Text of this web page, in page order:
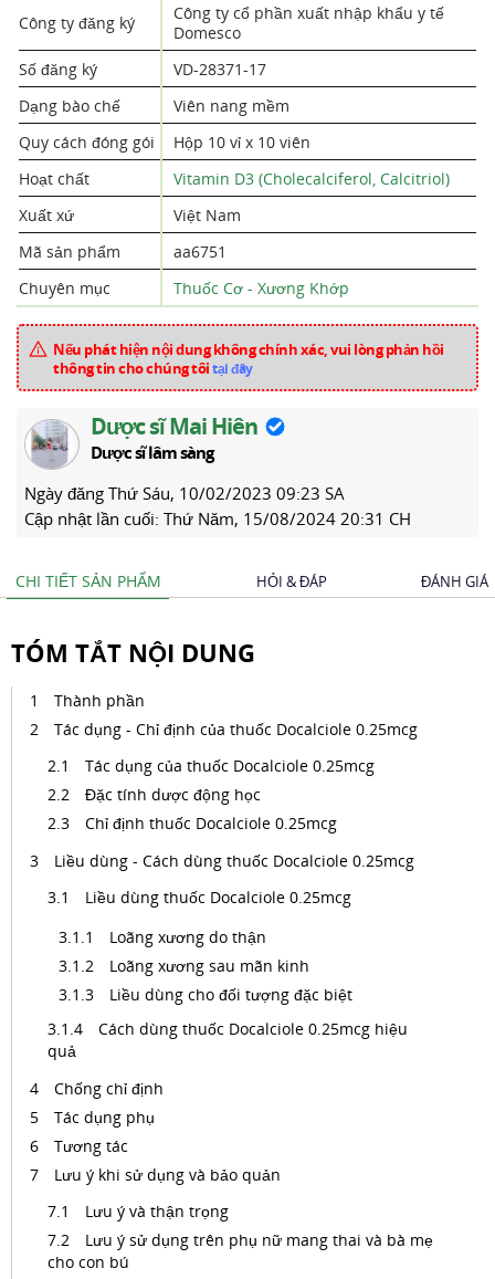
Công ty đăng ký
Công ty cổ phần xuất nhập khẩu y tế
Domesco
Số đăng ký
VD-28371-17
Dạng bào chế
Viên nang mềm
Quy cách đóng gói
Hộp 10 vỉ x 10 viên
Hoạt chất
Vitamin D3 (Cholecalciferol, Calcitriol)
Xuất xứ
Việt Nam
Mã sản phẩm
aa6751
Chuyên mục
Thuốc Cơ - Xương Khớp
Nếu phát hiện nội dung không chính xác, vui lòng phản hồi
thông tin cho chúng tôitại đây
Dược sĩ Mai Hiên
Dược sĩ lâm sàng
Ngày đăng Thứ Sáu, 10/02/2023 09:23 SA
Cập nhật lần cuối: Thứ Năm, 15/08/2024 20:31 CH
CHI TIẾT SẢN PHẨM HỎI & ĐÁP ĐÁNH GIÁ
TÓM TẮT NỘI DUNG
Thành phần
Tác dụng - Chỉ định của thuốc Docalciole 0.25mcg
Tác dụng của thuốc Docalciole 0.25mcg
Đặc tính dược động học
Chỉ định thuốc Docalciole 0.25mcg
Liều dùng - Cách dùng thuốc Docalciole 0.25mcg
Liều dùng thuốc Docalciole 0.25mcg
Loãng xương do thận
Loãng xương sau mãn kinh
Liều dùng cho đối tượng đặc biệt
Cách dùng thuốc Docalciole 0.25mcg hiệu
quả
Chống chỉ định
Tác dụng phụ
Tương tác
Lưu ý khi sử dụng và bảo quản
Lưu ý và thận trọng
Lưu ý sử dụng trên phụ nữ mang thai và bà mẹ
cho con bú